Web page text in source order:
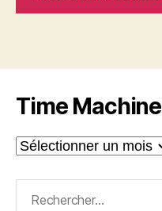
t
r
n
v
Time Machine
Time
Machine